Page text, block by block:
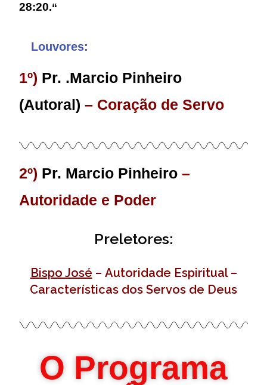
28:20.“
Louvores:
1º) Pr. .Marcio Pinheiro
(Autoral) – Coração de Servo
2º) Pr. Marcio Pinheiro –
Autoridade e Poder
Preletores:
Bispo José – Autoridade Espiritual –
Características dos Servos de Deus
O Programa